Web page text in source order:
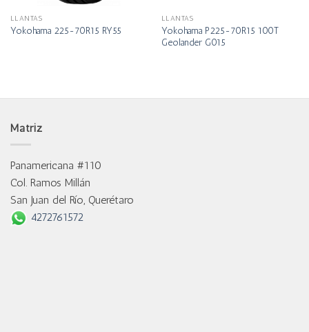
LLANTAS
Yokohama 225-70R15 RY55
LLANTAS
Yokohama P225-70R15 100T
Geolander G015
Matriz
Panamericana #110
Col. Ramos Millán
San Juan del Río, Querétaro
4272761572